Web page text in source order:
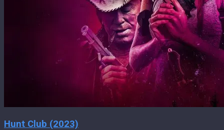
Hunt Club (2023)